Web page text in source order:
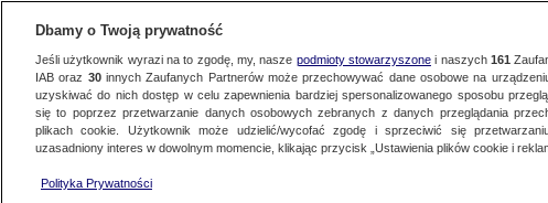
Na żywoProgramyFilmy dokumentalnePodcasty Artykuły
43 min
Dbamy o Twoją prywatność
Jeśli użytkownik wyrazi na to zgodę, my, nasze podmioty stowarzyszonei naszych 161
IAB oraz 30innych Zaufanych Partnerów może przechowywać dane osobowe na
uzyskiwać do nich dostęp w celu zapewnienia bardziej spersonalizowanego sposobu
się to poprzez przetwarzanie danych osobowych zebranych z danych przeglądania
plikach cookie. Użytkownik może udzielić/wycofać zgodę i sprzeciwić się
uzasadniony interes w dowolnym momencie, klikając przycisk „Ustawienia plików cookie i
Polityka Prywatności